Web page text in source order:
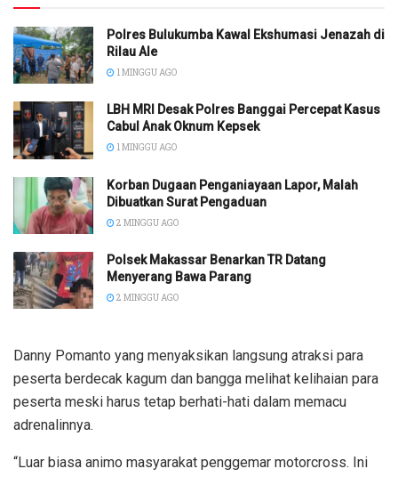
Polres Bulukumba Kawal Ekshumasi Jenazah di
Rilau Ale
1 MINGGU AGO
LBH MRI Desak Polres Banggai Percepat Kasus
Cabul Anak Oknum Kepsek
1 MINGGU AGO
Korban Dugaan Penganiayaan Lapor, Malah
Dibuatkan Surat Pengaduan
2 MINGGU AGO
Polsek Makassar Benarkan TR Datang
Menyerang Bawa Parang
2 MINGGU AGO
Danny Pomanto yang menyaksikan langsung atraksi para
peserta berdecak kagum dan bangga melihat kelihaian para
peserta meski harus tetap berhati-hati dalam memacu
adrenalinnya.
“Luar biasa animo masyarakat penggemar motorcross. Ini